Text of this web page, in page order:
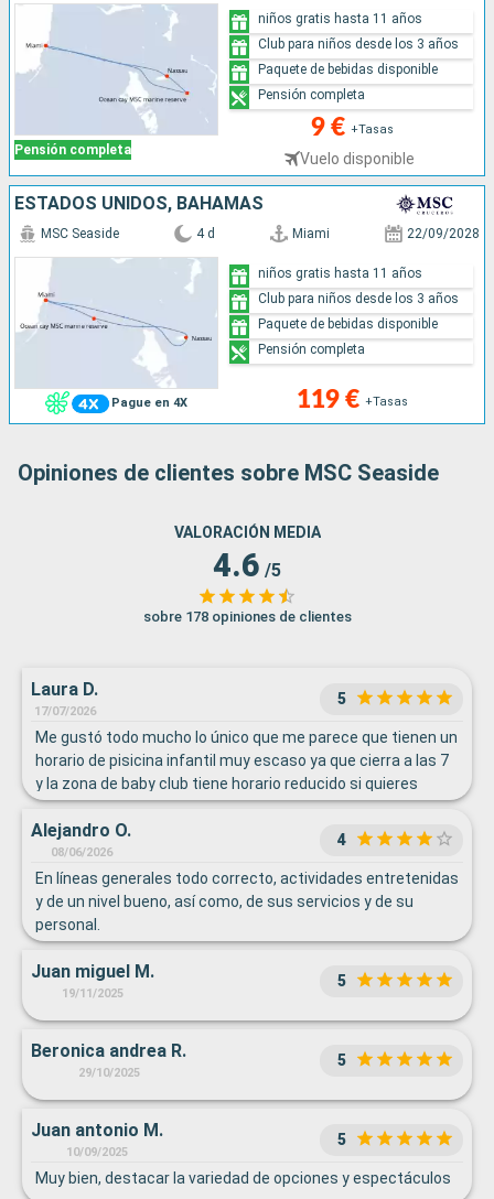
Pensión completa
9 € +Tasas
Vuelo disponible
niños gratis hasta 11 años
Club para niños desde los 3 años
Paquete de bebidas disponible
Pensión completa
ESTADOS UNIDOS, BAHAMAS
Pague en 4X
MSC Seaside 4 d Miami 22/09/2028
119 € +Tasas
niños gratis hasta 11 años
Club para niños desde los 3 años
Paquete de bebidas disponible
Pensión completa
Opiniones de clientes sobre MSC Seaside
VALORACIÓN MEDIA
4.6 /5
sobre 178 opiniones de clientes
Laura D.
17/07/2026
5
Me gustó todo mucho lo único que me parece que tienen un
horario de pisicina infantil muy escaso ya que cierra a las 7
y la zona de baby club tiene horario reducido si quieres
entrar tú con el. Le quedaba un mes para tener 3 años y no
le dejaron entrar a la zona de lego.
Alejandro O.
08/06/2026
4
En líneas generales todo correcto, actividades entretenidas
y de un nivel bueno, así como, de sus servicios y de su
personal.
Juan miguel M.
19/11/2025
5
Beronica andrea R.
29/10/2025
5
Juan antonio M.
10/09/2025
5
Muy bien, destacar la variedad de opciones y espectáculos